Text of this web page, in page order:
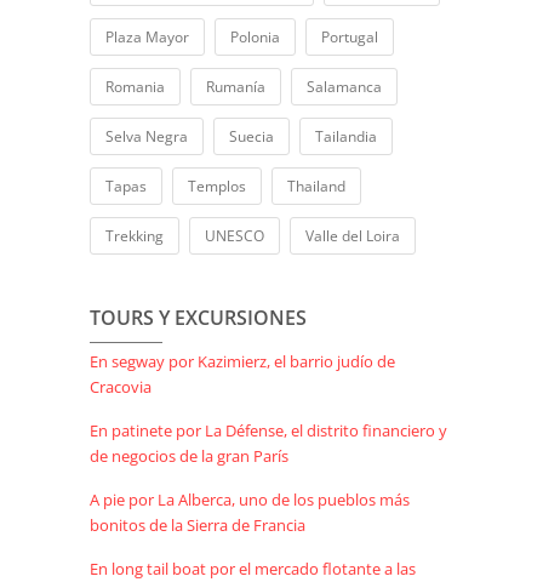
Plaza Mayor Polonia Portugal
Romania Rumanía Salamanca
Selva Negra Suecia Tailandia
Tapas Templos Thailand
Trekking UNESCO Valle del Loira
TOURS Y EXCURSIONES
En segway por Kazimierz, el barrio judío de
Cracovia
En patinete por La Défense, el distrito financiero y
de negocios de la gran París
A pie por La Alberca, uno de los pueblos más
bonitos de la Sierra de Francia
En long tail boat por el mercado flotante a las